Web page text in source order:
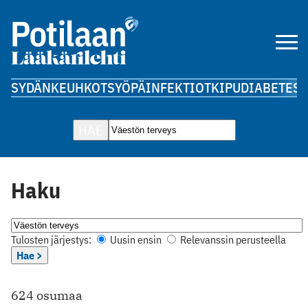
SYDÄNKEUHKOTSYÖPÄINFEKTIOTKIPUDIABETES
Haku
Tulosten järjestys: Uusin ensin
Relevanssin perusteella
Hae >
624 osumaa